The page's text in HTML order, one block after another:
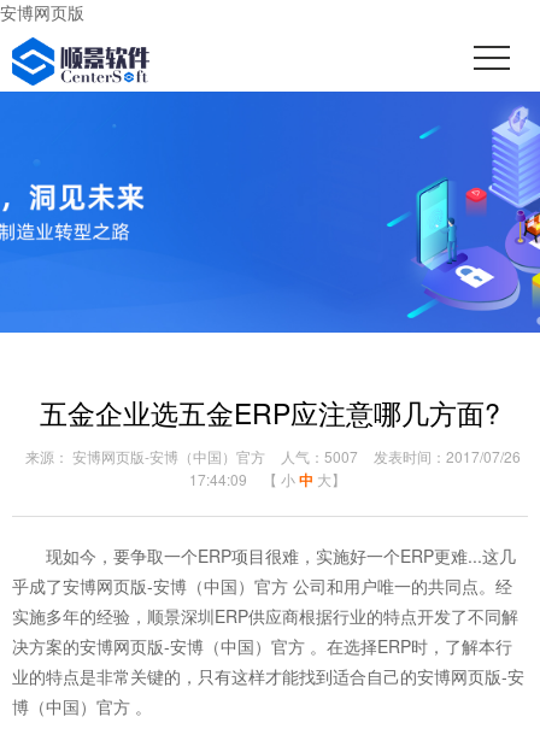
安博网页版
五金企业选五金ERP应注意哪几方面?
来源： 安博网页版-安博（中国）官方 人气：5007
发表时间：2017/07/26
17:44:09
【 小 中 大】
现如今，要争取一个ERP项目很难，实施好一个ERP更难...这几
乎成了安博网页版-安博（中国）官方 公司和用户唯一的共同点。经
实施多年的经验，顺景深圳ERP供应商根据行业的特点开发了不同解
决方案的安博网页版-安博（中国）官方 。在选择ERP时，了解本行
业的特点是非常关键的，只有这样才能找到适合自己的安博网页版-安
博（中国）官方 。